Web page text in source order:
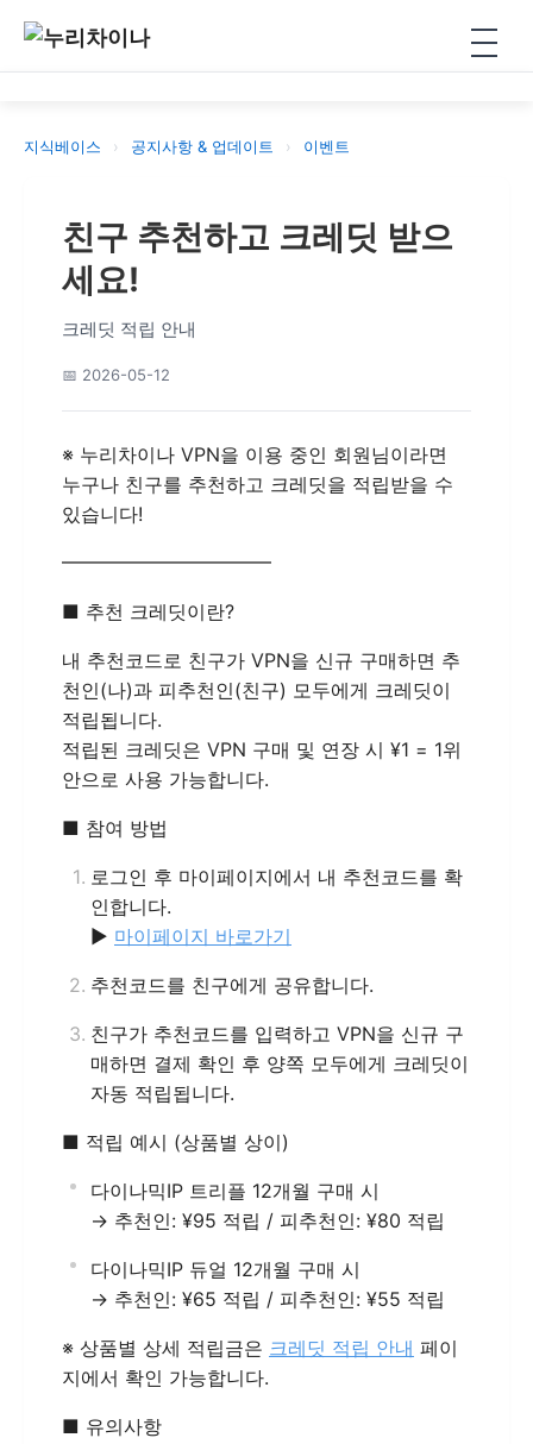
VPN 크레딧 적립
VPN 신청
VPN 다운로드
📞 지콜차이나
📊 무료 구독 관리
로그인
지식베이스 › 공지사항 & 업데이트 › 이벤트
친구 추천하고 크레딧 받으
세요!
크레딧 적립 안내
📅 2026-05-12
※ 누리차이나 VPN을 이용 중인 회원님이라면
누구나 친구를 추천하고 크레딧을 적립받을 수
있습니다!
━━━━━━━━━━━
■ 추천 크레딧이란?
내 추천코드로 친구가 VPN을 신규 구매하면 추
천인(나)과 피추천인(친구) 모두에게 크레딧이
적립됩니다.
적립된 크레딧은 VPN 구매 및 연장 시 ¥1 = 1위
안으로 사용 가능합니다.
■ 참여 방법
로그인 후 마이페이지에서 내 추천코드를 확
인합니다.
▶ 마이페이지 바로가기
추천코드를 친구에게 공유합니다.
친구가 추천코드를 입력하고 VPN을 신규 구
매하면 결제 확인 후 양쪽 모두에게 크레딧이
자동 적립됩니다.
■ 적립 예시 (상품별 상이)
다이나믹IP 트리플 12개월 구매 시
→ 추천인: ¥95 적립 / 피추천인: ¥80 적립
다이나믹IP 듀얼 12개월 구매 시
→ 추천인: ¥65 적립 / 피추천인: ¥55 적립
※ 상품별 상세 적립금은 크레딧 적립 안내 페이
지에서 확인 가능합니다.
■ 유의사항